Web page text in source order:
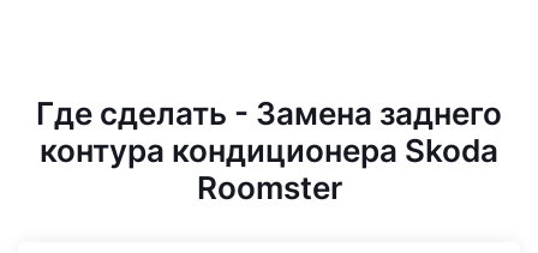
Где сделать - Замена заднего
контура кондиционера Skoda
Roomster